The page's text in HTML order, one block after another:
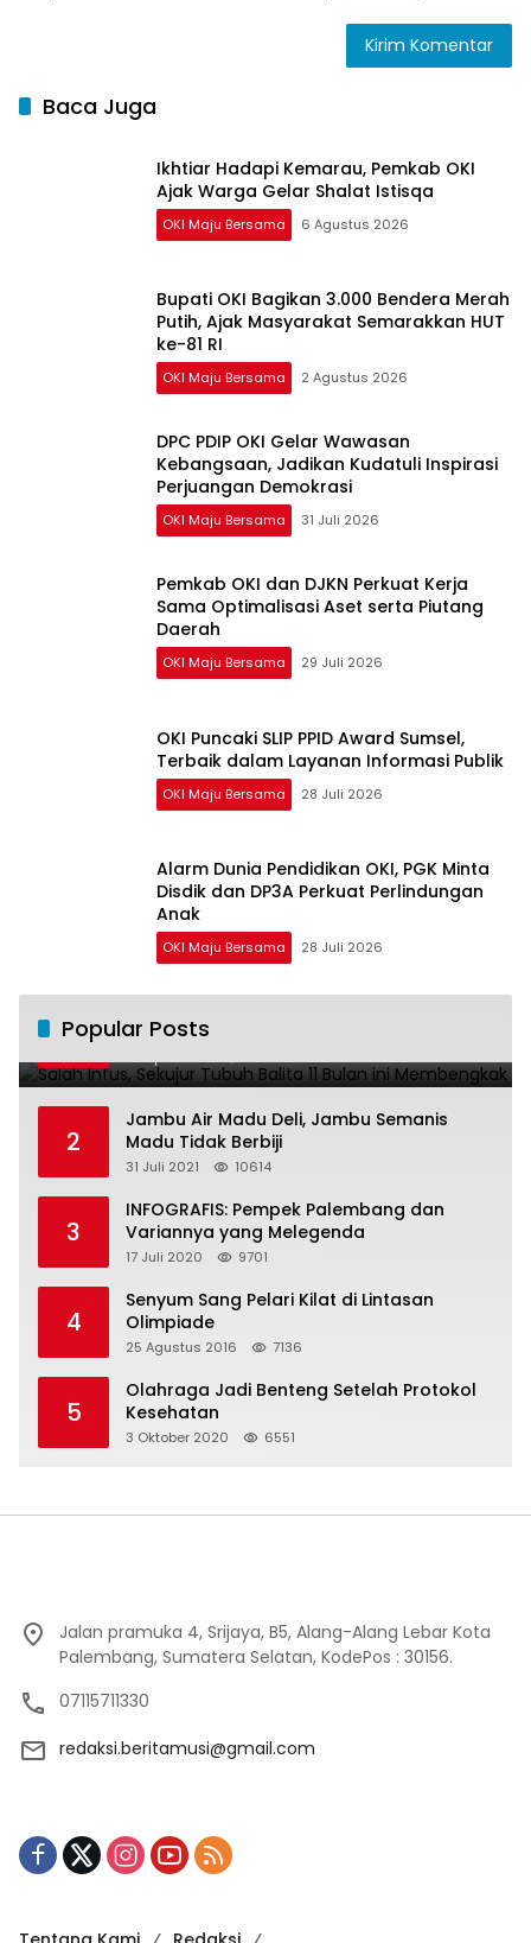
Baca Juga
Ikhtiar Hadapi Kemarau, Pemkab OKI
Ajak Warga Gelar Shalat Istisqa
OKI Maju Bersama 6 Agustus 2026
Bupati OKI Bagikan 3.000 Bendera Merah
Putih, Ajak Masyarakat Semarakkan HUT
ke-81 RI
OKI Maju Bersama 2 Agustus 2026
DPC PDIP OKI Gelar Wawasan
Kebangsaan, Jadikan Kudatuli Inspirasi
Perjuangan Demokrasi
OKI Maju Bersama 31 Juli 2026
Pemkab OKI dan DJKN Perkuat Kerja
Sama Optimalisasi Aset serta Piutang
Daerah
OKI Maju Bersama 29 Juli 2026
OKI Puncaki SLIP PPID Award Sumsel,
Terbaik dalam Layanan Informasi Publik
OKI Maju Bersama 28 Juli 2026
Alarm Dunia Pendidikan OKI, PGK Minta
Disdik dan DP3A Perkuat Perlindungan
Anak
OKI Maju Bersama 28 Juli 2026
Popular Posts
1
ini Membengkak
2
Jambu Air Madu Deli, Jambu Semanis
Madu Tidak Berbiji
31 Juli 2021 10614
3
INFOGRAFIS: Pempek Palembang dan
Variannya yang Melegenda
17 Juli 2020 9701
4
Senyum Sang Pelari Kilat di Lintasan
Olimpiade
25 Agustus 2016 7136
5
Olahraga Jadi Benteng Setelah Protokol
Kesehatan
3 Oktober 2020 6551
Jalan pramuka 4, Srijaya, B5, Alang-Alang Lebar Kota
Palembang, Sumatera Selatan, KodePos : 30156.
07115711330
redaksi.beritamusi@gmail.com